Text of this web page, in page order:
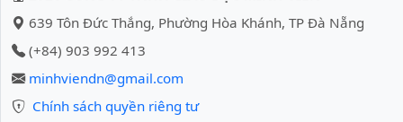
639 Tôn Đức Thắng, Phường Hòa Khánh, TP Đà Nẵng
(+84) 903 992 413
minhviendn@gmail.com
Chính sách quyền riêng tư